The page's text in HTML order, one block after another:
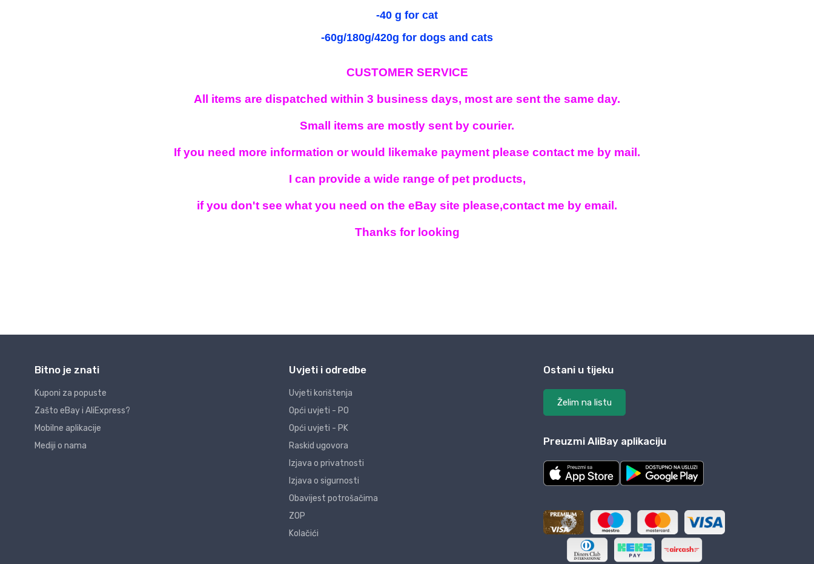
Bitno je znati
Kuponi za popuste
Zašto eBay i AliExpress?
Mobilne aplikacije
Mediji o nama
Uvjeti i odredbe
Uvjeti korištenja
Opći uvjeti - PO
Opći uvjeti - PK
Raskid ugovora
Izjava o privatnosti
Izjava o sigurnosti
Obavijest potrošačima
ZOP
Kolačići
Ostani u tijeku
Želim na listu
Preuzmi AliBay aplikaciju